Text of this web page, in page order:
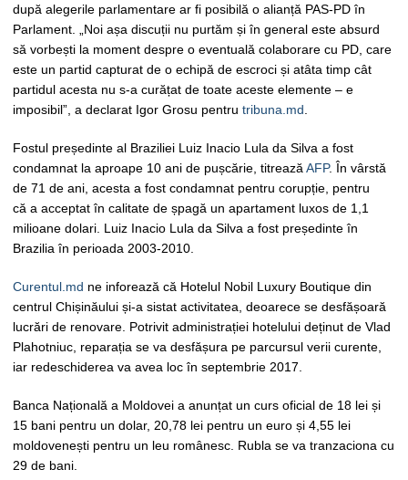
după alegerile parlamentare ar fi posibilă o alianță PAS-PD în
Parlament. „Noi așa discuții nu purtăm și în general este absurd
să vorbești la moment despre o eventuală colaborare cu PD, care
este un partid capturat de o echipă de escroci și atâta timp cât
partidul acesta nu s-a curățat de toate aceste elemente – e
imposibil”, a declarat Igor Grosu pentru tribuna.md.
Fostul președinte al Braziliei Luiz Inacio Lula da Silva a fost
condamnat la aproape 10 ani de pușcărie, titrează AFP. În vârstă
de 71 de ani, acesta a fost condamnat pentru corupție, pentru
că a acceptat în calitate de șpagă un apartament luxos de 1,1
milioane dolari. Luiz Inacio Lula da Silva a fost președinte în
Brazilia în perioada 2003-2010.
Curentul.md ne inforează că Hotelul Nobil Luxury Boutique din
centrul Chișinăului și-a sistat activitatea, deoarece se desfășoară
lucrări de renovare. Potrivit administrației hotelului deținut de Vlad
Plahotniuc, reparația se va desfășura pe parcursul verii curente,
iar redeschiderea va avea loc în septembrie 2017.
Banca Națională a Moldovei a anunțat un curs oficial de 18 lei și
15 bani pentru un dolar, 20,78 lei pentru un euro și 4,55 lei
moldovenești pentru un leu românesc. Rubla se va tranzaciona cu
29 de bani.